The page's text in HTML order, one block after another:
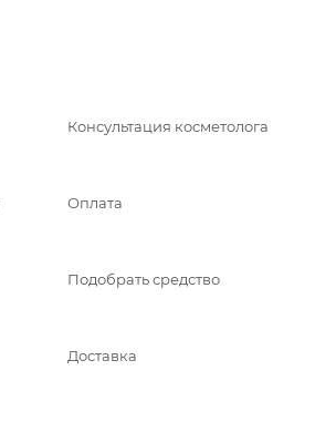
Консультация косметолога
Оплата
Подобрать средство
Доставка